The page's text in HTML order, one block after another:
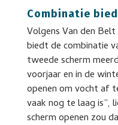
Combinatie
Volgens Van den
biedt de combinatie
tweede scherm
voorjaar en in de
openen om vocht af
vaak nog te laag is”,
scherm openen zou